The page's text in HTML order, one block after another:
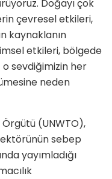
Doğayı çok
çevresel etkileri,
kaynaklanın
etkileri, bölgede
sevdiğimizin her
neden
(UNWTO),
se­bep
yayımladığı